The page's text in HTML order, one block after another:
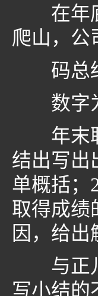
在年底
爬山，公
码总
数字为
年末职
结出写出
单概括；
取得成绩
因，给
与正儿
写小结的